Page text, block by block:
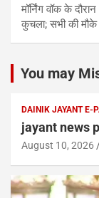
मॉर्निंग वॉक के
कुचला; सभी की मौके
You may
DAINIK JAYANT E-
jayant news
August 10, 2026